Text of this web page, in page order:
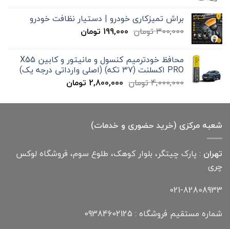
تا
براش تمیزکاری خودرو | دستیار نظافت خودرو
300,000تومان قیمت
بود.
199,000 تومانقیمت
199,000 تومان
است. محافظ خودترمیم کنسول و مانیتور و کابین X55
PRO اکسلنت (37 تکه) (اصلی وارداتی درجه یک)
4,000,000تومان قیمت
4,000,000 تومان
2,800,000 تومانقیمت
2,800,000 تومان
شعبه مرکزی (خرید حضوری و خدمات)
تهران : پارک چیتگر، بلوار کوهک، طلوع سوم، فروشگاه لوکس
چری
021-82808933
شماره مستقیم فروشگاه : 09384602125